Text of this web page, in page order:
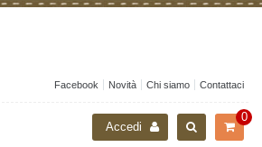
Facebook Novità Chi siamo Contattaci
0
Accedi